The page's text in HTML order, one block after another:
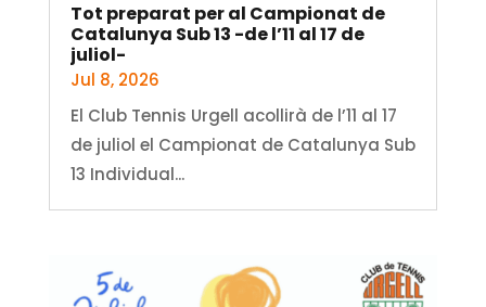
Tot preparat per al Campionat de
Catalunya Sub 13 -de l’11 al 17 de
juliol-
Jul 8, 2026
El Club Tennis Urgell acollirà de l’11 al 17
de juliol el Campionat de Catalunya Sub
13 Individual...